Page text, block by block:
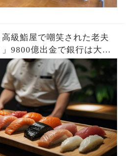
高級鮨屋で嘲笑された老夫
9800億出金で銀行は大惨